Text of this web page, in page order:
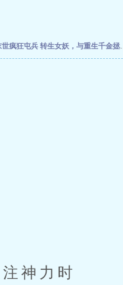
疯狂屯兵 转生女妖，与重生千金拯救世界
神力时